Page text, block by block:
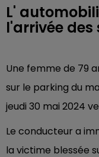
L'
l'arrivée des
Une femme de 79
sur le parking du
jeudi 30 mai 2024
Le conducteur a
la victime blessée